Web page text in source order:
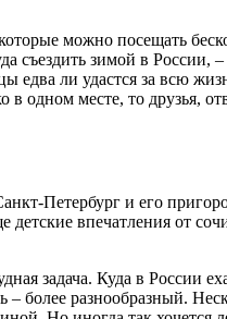
можно посещать
съездить зимой в России,
едва ли удастся за всю
одном месте, то друзья,
Петербург и его
впечатления от
задача. Куда в России
более разнообразный.